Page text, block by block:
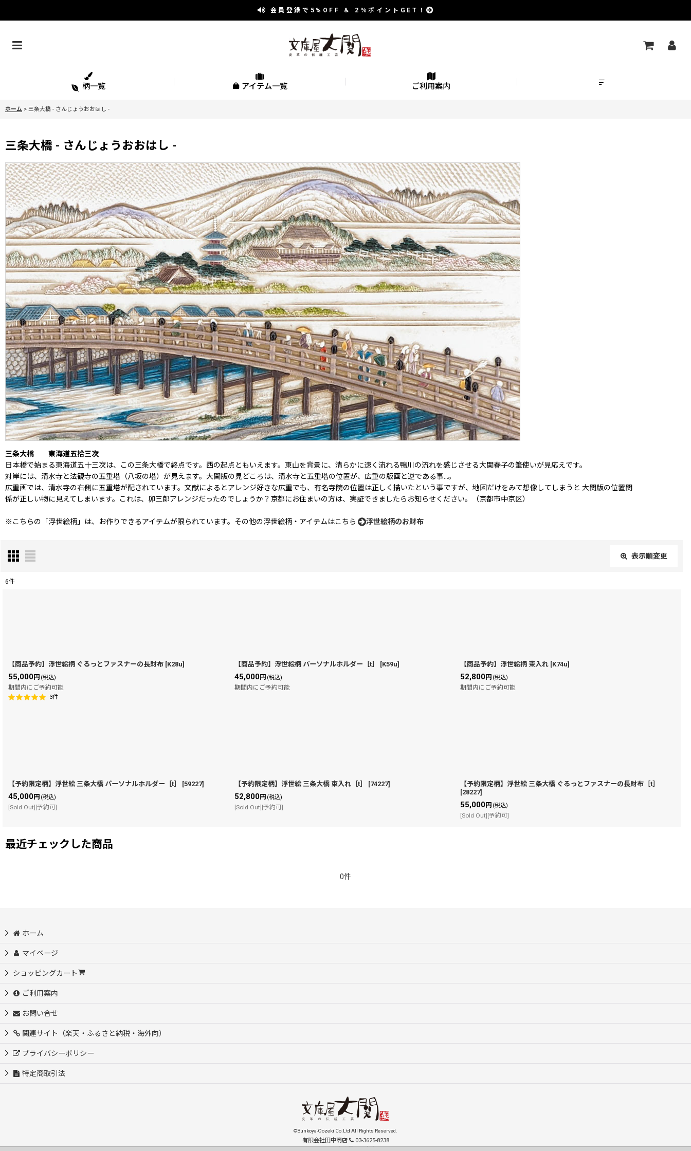
会員登録で 5%OFF ＆ 2％ポイントGET！
柄一覧 アイテム一覧 ご利用案内
ホーム > 三条大橋 - さんじょうおおはし -
三条大橋 - さんじょうおおはし -
三条大橋 東海道五拾三次
日本橋で始まる東海道五十三次は、この三条大橋で終点です。西の起点ともいえます。東山を背景に、清らかに速く流れる鴨川の流れを感じさせる大関春子の筆使いが見応えです。
対岸には、清水寺と法観寺の五重塔（八坂の塔）が見えます。大関版の見どころは、清水寺と五重塔の位置が、広重の版画と逆である事…。
広重画では、清水寺の右側に五重塔が配されています。文献によるとアレンジ好きな広重でも、有名寺院の位置は正しく描いたという事ですが、地図だけをみて想像してしまうと 大関版の位置関
係が正しい物に見えてしまいます。これは、卯三郎アレンジだったのでしょうか？京都にお住まいの方は、実証できましたらお知らせください。（京都市中京区）
※こちらの「浮世絵柄」は、お作りできるアイテムが限られています。その他の浮世絵柄・アイテムはこちら 浮世絵柄のお財布
表示順変更
6件
【商品予約】浮世絵柄 ぐるっとファスナーの長財布 [K28u]
55,000円 (税込)
期間内にご予約可能
3件
【商品予約】浮世絵柄 パーソナルホルダー［t］ [K59u]
45,000円 (税込)
期間内にご予約可能
【商品予約】浮世絵柄 束入れ [K74u]
52,800円 (税込)
期間内にご予約可能
【予約限定柄】浮世絵 三条大橋 パーソナルホルダー［t］ [59227]
45,000円 (税込)
[Sold Out][予約可]
【予約限定柄】浮世絵 三条大橋 束入れ［t］ [74227]
52,800円 (税込)
[Sold Out][予約可]
【予約限定柄】浮世絵 三条大橋 ぐるっとファスナーの長財布［t］
[28227]
55,000円 (税込)
[Sold Out][予約可]
最近チェックした商品
0件
ホーム
マイページ
ショッピングカート
ご利用案内
お問い合せ
関連サイト（楽天・ふるさと納税・海外向）
プライバシーポリシー
特定商取引法
©Bunkoya-Oozeki Co.Ltd All Rights Reserved.
有限会社田中商店
03-3625-8238